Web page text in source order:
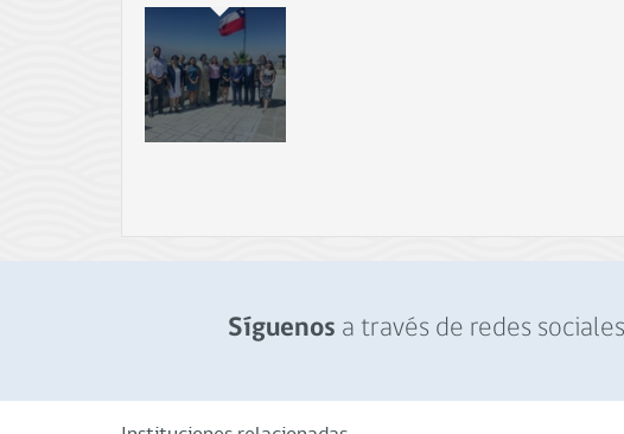
El 7 y 8 de marzo la Subsecretaría de Pesca y Acuicultura
en la primera reunión de coordinación entre Chile y Perú
Plan de Conservación y Manejo de la población de ballena
Síguenos a través de redes